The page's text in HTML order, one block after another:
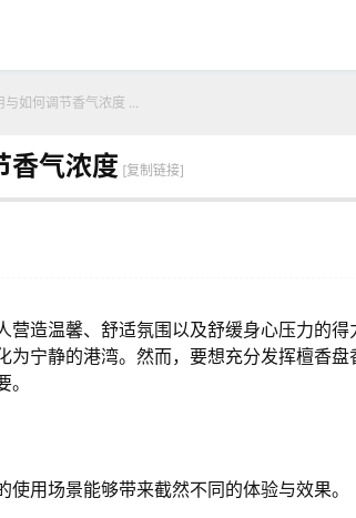
如何调节香气浓度 ...
香气浓度 [复制链接]
造温馨、舒适氛围以及舒缓身心压力的
宁静的港湾。然而，要想充分发挥檀香
用场景能够带来截然不同的体验与效果。